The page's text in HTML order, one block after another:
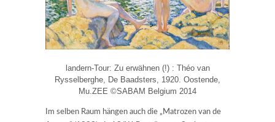
landern-Tour: Zu erwähnen (!) : Théo van
Rysselberghe, De Baadsters, 1920. Oostende,
Mu.ZEE ©SABAM Belgium 2014
Im selben Raum hängen auch die „Matrozen van de